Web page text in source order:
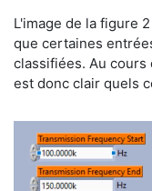
​L'image de la figure
que certaines
classifiées. Au
est donc clair quels